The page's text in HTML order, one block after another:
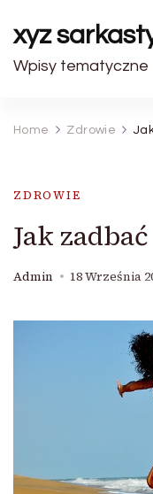
xyz
Wpisy tematyczne
Home Zdrowie
ZDROWIE
Jak
Admin 18 Września